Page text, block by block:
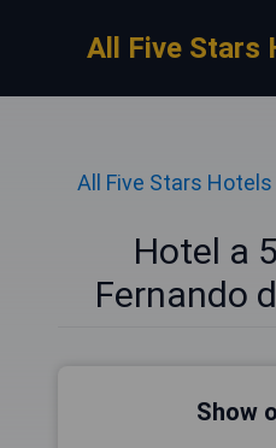
All Five Stars
All Five Stars Hotels
Hotel a
Fernando
Show